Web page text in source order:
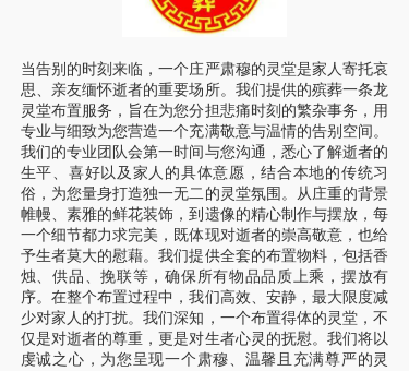
当告别的时刻来临，一个庄严肃穆的灵堂是家人寄托哀
思、亲友缅怀逝者的重要场所。我们提供的殡葬一条龙
灵堂布置服务，旨在为您分担悲痛时刻的繁杂事务，用
专业与细致为您营造一个充满敬意与温情的告别空间。
我们的专业团队会第一时间与您沟通，悉心了解逝者的
生平、喜好以及家人的具体意愿，结合本地的传统习
俗，为您量身打造独一无二的灵堂氛围。从庄重的背景
帷幔、素雅的鲜花装饰，到遗像的精心制作与摆放，每
一个细节都力求完美，既体现对逝者的崇高敬意，也给
予生者莫大的慰藉。我们提供全套的布置物料，包括香
烛、供品、挽联等，确保所有物品品质上乘，摆放有
序。在整个布置过程中，我们高效、安静，最大限度减
少对家人的打扰。我们深知，一个布置得体的灵堂，不
仅是对逝者的尊重，更是对生者心灵的抚慰。我们将以
虔诚之心，为您呈现一个肃穆、温馨且充满尊严的灵